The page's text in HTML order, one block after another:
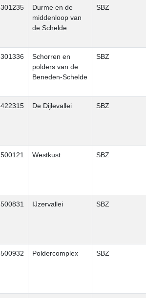
Durme en de
middenloop van
de Schelde
SBZ
Schorren en
polders van de
Beneden-Schelde
SBZ
De Dijlevallei SBZ
Westkust SBZ
IJzervallei SBZ
Poldercomplex SBZ